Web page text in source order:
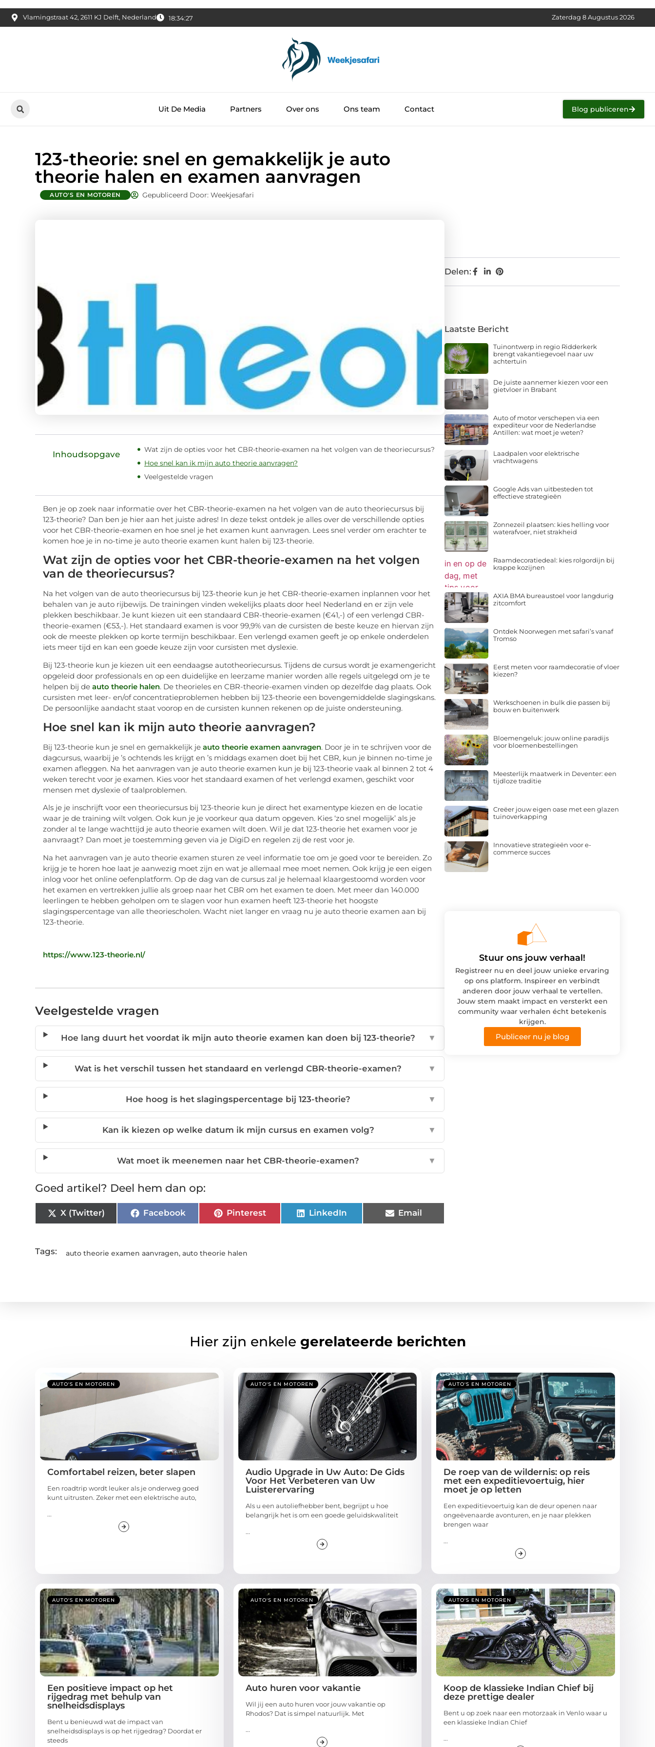
Vlamingstraat 42, 2611 KJ Delft, Nederland 18:34:28 Zaterdag 8 Augustus 2026
Blog publiceren
123-theorie: snel en gemakkelijk je auto
theorie halen en examen aanvragen
AUTO'S EN MOTOREN Gepubliceerd Door: Weekjesafari
Inhoudsopgave
Wat zijn de opties voor het CBR-theorie-examen na het volgen van de theoriecursus?
Hoe snel kan ik mijn auto theorie aanvragen?
Veelgestelde vragen
Ben je op zoek naar informatie over het CBR-theorie-examen na het volgen van de auto theoriecursus bij
123-theorie? Dan ben je hier aan het juiste adres! In deze tekst ontdek je alles over de verschillende opties
voor het CBR-theorie-examen en hoe snel je het examen kunt aanvragen. Lees snel verder om erachter te
komen hoe je in no-time je auto theorie examen kunt halen bij 123-theorie.
Wat zijn de opties voor het CBR-theorie-examen na het volgen
van de theoriecursus?
Na het volgen van de auto theoriecursus bij 123-theorie kun je het CBR-theorie-examen inplannen voor het
behalen van je auto rijbewijs. De trainingen vinden wekelijks plaats door heel Nederland en er zijn vele
plekken beschikbaar. Je kunt kiezen uit een standaard CBR-theorie-examen (€41,-) of een verlengd CBR-
theorie-examen (€53,-). Het standaard examen is voor 99,9% van de cursisten de beste keuze en hiervan zijn
ook de meeste plekken op korte termijn beschikbaar. Een verlengd examen geeft je op enkele onderdelen
iets meer tijd en kan een goede keuze zijn voor cursisten met dyslexie.
Bij 123-theorie kun je kiezen uit een eendaagse autotheoriecursus. Tijdens de cursus wordt je examengericht
opgeleid door professionals en op een duidelijke en leerzame manier worden alle regels uitgelegd om je te
helpen bij de auto theorie halen. De theorieles en CBR-theorie-examen vinden op dezelfde dag plaats. Ook
cursisten met leer- en/of concentratieproblemen hebben bij 123-theorie een bovengemiddelde slagingskans.
De persoonlijke aandacht staat voorop en de cursisten kunnen rekenen op de juiste ondersteuning.
Hoe snel kan ik mijn auto theorie aanvragen?
Bij 123-theorie kun je snel en gemakkelijk je auto theorie examen aanvragen. Door je in te schrijven voor de
dagcursus, waarbij je ’s ochtends les krijgt en ’s middags examen doet bij het CBR, kun je binnen no-time je
examen afleggen. Na het aanvragen van je auto theorie examen kun je bij 123-theorie vaak al binnen 2 tot 4
weken terecht voor je examen. Kies voor het standaard examen of het verlengd examen, geschikt voor
mensen met dyslexie of taalproblemen.
Als je je inschrijft voor een theoriecursus bij 123-theorie kun je direct het examentype kiezen en de locatie
waar je de training wilt volgen. Ook kun je je voorkeur qua datum opgeven. Kies ‘zo snel mogelijk’ als je
zonder al te lange wachttijd je auto theorie examen wilt doen. Wil je dat 123-theorie het examen voor je
aanvraagt? Dan moet je toestemming geven via je DigiD en regelen zij de rest voor je.
Na het aanvragen van je auto theorie examen sturen ze veel informatie toe om je goed voor te bereiden. Zo
krijg je te horen hoe laat je aanwezig moet zijn en wat je allemaal mee moet nemen. Ook krijg je een eigen
inlog voor het online oefenplatform. Op de dag van de cursus zal je helemaal klaargestoomd worden voor
het examen en vertrekken jullie als groep naar het CBR om het examen te doen. Met meer dan 140.000
leerlingen te hebben geholpen om te slagen voor hun examen heeft 123-theorie het hoogste
slagingspercentage van alle theoriescholen. Wacht niet langer en vraag nu je auto theorie examen aan bij
123-theorie.
https://www.123-theorie.nl/
Veelgestelde vragen
Hoe lang duurt het voordat ik mijn auto theorie examen kan doen bij 123-theorie? ▼
Wat is het verschil tussen het standaard en verlengd CBR-theorie-examen? ▼
Hoe hoog is het slagingspercentage bij 123-theorie? ▼
Kan ik kiezen op welke datum ik mijn cursus en examen volg? ▼
Wat moet ik meenemen naar het CBR-theorie-examen? ▼
Goed artikel? Deel hem dan op:
X (Twitter) Facebook Pinterest LinkedIn Email
Tags: auto theorie examen aanvragen, auto theorie halen
Delen:
Laatste Bericht
Tuinontwerp in regio Ridderkerk
brengt vakantiegevoel naar uw
achtertuin
De juiste aannemer kiezen voor een
gietvloer in Brabant
Auto of motor verschepen via een
expediteur voor de Nederlandse
Antillen: wat moet je weten?
Laadpalen voor elektrische
vrachtwagens
Google Ads van uitbesteden tot
effectieve strategieën
Zonnezeil plaatsen: kies helling voor
waterafvoer, niet strakheid
Raamdecoratiedeal: kies rolgordijn bij
krappe kozijnen
AXIA BMA bureaustoel voor langdurig
zitcomfort
Ontdek Noorwegen met safari’s vanaf
Tromso
Eerst meten voor raamdecoratie of vloer
kiezen?
Werkschoenen in bulk die passen bij
bouw en buitenwerk
Bloemengeluk: jouw online paradijs
voor bloemenbestellingen
Meesterlijk maatwerk in Deventer: een
tijdloze traditie
Creëer jouw eigen oase met een glazen
tuinoverkapping
Innovatieve strategieën voor e-
commerce succes
Stuur ons jouw verhaal!
Registreer nu en deel jouw unieke ervaring
op ons platform. Inspireer en verbindt
anderen door jouw verhaal te vertellen.
Jouw stem maakt impact en versterkt een
community waar verhalen écht betekenis
krijgen.
Publiceer nu je blog
Hier zijn enkele gerelateerde berichten
AUTO'S EN MOTOREN
Comfortabel reizen, beter slapen
Een roadtrip wordt leuker als je onderweg goed
kunt uitrusten. Zeker met een elektrische auto,
...
AUTO'S EN MOTOREN
Audio Upgrade in Uw Auto: De Gids
Voor Het Verbeteren van Uw
Luisterervaring
Als u een autoliefhebber bent, begrijpt u hoe
belangrijk het is om een goede geluidskwaliteit
...
AUTO'S EN MOTOREN
De roep van de wildernis: op reis
met een expeditievoertuig, hier
moet je op letten
Een expeditievoertuig kan de deur openen naar
ongeëvenaarde avonturen, en je naar plekken
brengen waar
...
AUTO'S EN MOTOREN
Een positieve impact op het
rijgedrag met behulp van
snelheidsdisplays
Bent u benieuwd wat de impact van
snelheidsdisplays is op het rijgedrag? Doordat er
steeds
AUTO'S EN MOTOREN
Auto huren voor vakantie
Wil jij een auto huren voor jouw vakantie op
Rhodos? Dat is simpel natuurlijk. Met
...
AUTO'S EN MOTOREN
Koop de klassieke Indian Chief bij
deze prettige dealer
Bent u op zoek naar een motorzaak in Venlo waar u
een klassieke Indian Chief
...